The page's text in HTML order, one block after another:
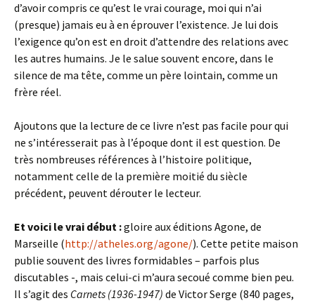
d’avoir compris ce qu’est le vrai courage, moi qui n’ai
(presque) jamais eu à en éprouver l’existence. Je lui dois
l’exigence qu’on est en droit d’attendre des relations avec
les autres humains. Je le salue souvent encore, dans le
silence de ma tête, comme un père lointain, comme un
frère réel.
Ajoutons que la lecture de ce livre n’est pas facile pour qui
ne s’intéresserait pas à l’époque dont il est question. De
très nombreuses références à l’histoire politique,
notamment celle de la première moitié du siècle
précédent, peuvent dérouter le lecteur.
Et voici le vrai début :gloire aux éditions Agone, de
Marseille (http://atheles.org/agone/). Cette petite maison
publie souvent des livres formidables – parfois plus
discutables -, mais celui-ci m’aura secoué comme bien peu.
Il s’agit des Carnets (1936-1947) de Victor Serge (840 pages,